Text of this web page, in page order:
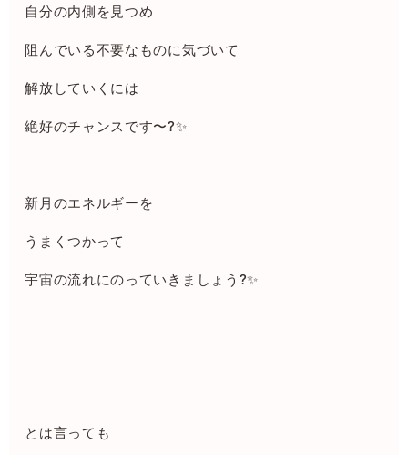
自分の内側を見つめ
阻んでいる不要なものに気づいて
解放していくには
絶好のチャンスです〜?✨
新月のエネルギーを
うまくつかって
宇宙の流れにのっていきましょう?✨
とは言っても